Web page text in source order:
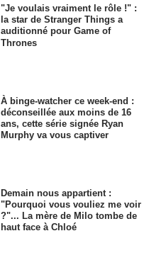
"Je voulais vraiment le rôle !" :
la star de Stranger Things a
auditionné pour Game of
Thrones
À binge-watcher ce week-end :
déconseillée aux moins de 16
ans, cette série signée Ryan
Murphy va vous captiver
Demain nous appartient :
"Pourquoi vous vouliez me voir
?"... La mère de Milo tombe de
haut face à Chloé